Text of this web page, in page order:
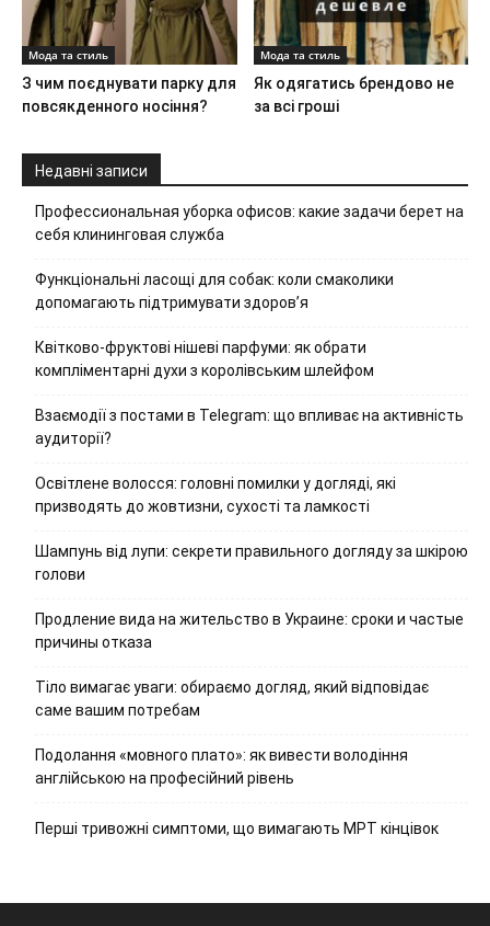
Мода та стиль
З чим поєднувати парку для
повсякденного носіння?
Мода та стиль
Як одягатись брендово не
за всі гроші
Недавні записи
Профессиональная уборка офисов: какие задачи берет на
себя клининговая служба
Функціональні ласощі для собак: коли смаколики
допомагають підтримувати здоров’я
Квітково-фруктові нішеві парфуми: як обрати
компліментарні духи з королівським шлейфом
Взаємодії з постами в Telegram: що впливає на активність
аудиторії?
Освітлене волосся: головні помилки у догляді, які
призводять до жовтизни, сухості та ламкості
Шампунь від лупи: секрети правильного догляду за шкірою
голови
Продление вида на жительство в Украине: сроки и частые
причины отказа
Тіло вимагає уваги: обираємо догляд, який відповідає
саме вашим потребам
Подолання «мовного плато»: як вивести володіння
англійською на професійний рівень
Перші тривожні симптоми, що вимагають МРТ кінцівок